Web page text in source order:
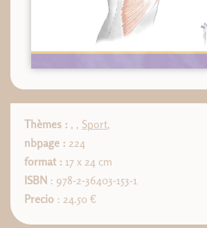
Thèmes : , , Sport,
nbpage : 224
format : 17 x 24 cm
ISBN : 978-2-36403-153-1
Precio : 24.50 €